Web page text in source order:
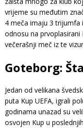
vrijeme su međutim
4 meča imaju 3 trijumfa
odnosu na
večerašnji meč iz te
Goteborg:
Jedan od velikana
puta Kup UEFA, igrali
godinama unazad su
osvojen Kup u